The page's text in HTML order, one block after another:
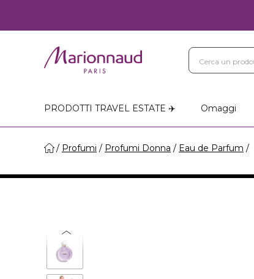
PRODOTTI TRAVEL ESTATE ✈️ Omaggi
Profumi Profumi Donna Eau de Parfum